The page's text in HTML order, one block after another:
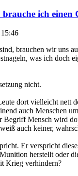
ich einen
brauchen wir uns
was ich doch
nicht.
dort vielleicht nett
auch Menschen
Mensch wird
auch keiner,
Er verspricht
herstellt oder
Krieg verhindern?